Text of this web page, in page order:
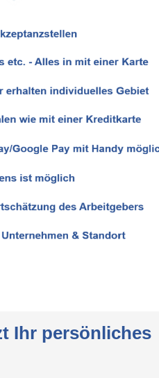
Ihr persönliches